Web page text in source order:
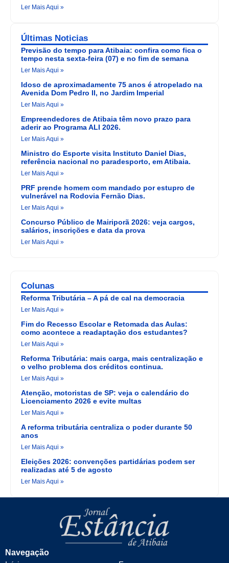
Ler Mais Aqui »
Últimas Noticias
Previsão do tempo para Atibaia: confira como fica o
tempo nesta sexta-feira (07) e no fim de semana
Ler Mais Aqui »
Idoso de aproximadamente 75 anos é atropelado na
Avenida Dom Pedro II, no Jardim Imperial
Ler Mais Aqui »
Empreendedores de Atibaia têm novo prazo para
aderir ao Programa ALI 2026.
Ler Mais Aqui »
Ministro do Esporte visita Instituto Daniel Dias,
referência nacional no paradesporto, em Atibaia.
Ler Mais Aqui »
PRF prende homem com mandado por estupro de
vulnerável na Rodovia Fernão Dias.
Ler Mais Aqui »
Concurso Público de Mairiporã 2026: veja cargos,
salários, inscrições e data da prova
Ler Mais Aqui »
Colunas
Reforma Tributária – A pá de cal na democracia
Ler Mais Aqui »
Fim do Recesso Escolar e Retomada das Aulas:
como acontece a readaptação dos estudantes?
Ler Mais Aqui »
Reforma Tributária: mais carga, mais centralização e
o velho problema dos créditos continua.
Ler Mais Aqui »
Atenção, motoristas de SP: veja o calendário do
Licenciamento 2026 e evite multas
Ler Mais Aqui »
A reforma tributária centraliza o poder durante 50
anos
Ler Mais Aqui »
Eleições 2026: convenções partidárias podem ser
realizadas até 5 de agosto
Ler Mais Aqui »
Navegação